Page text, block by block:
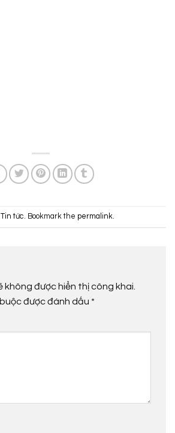
Tin tức. Bookmark the permalink.
không được hiển thị công khai.
được đánh dấu *